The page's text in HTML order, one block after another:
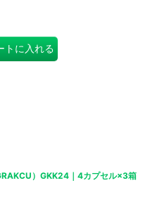
トに入れる
）GKK24｜4カプセル×3箱